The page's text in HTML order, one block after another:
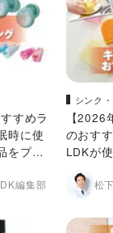
すめラ
時に使
をプロ
編集部
シンク
【2026
のおす
LDKが
松